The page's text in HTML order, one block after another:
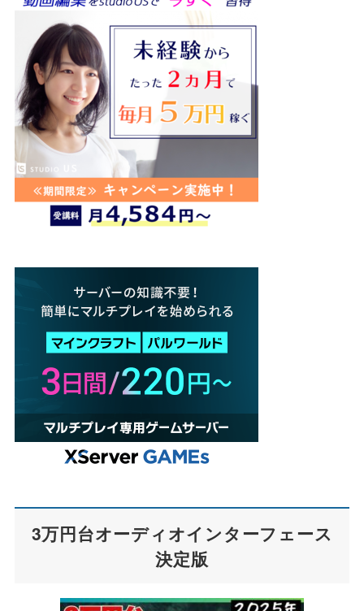
3万円台オーディオインターフェース
決定版